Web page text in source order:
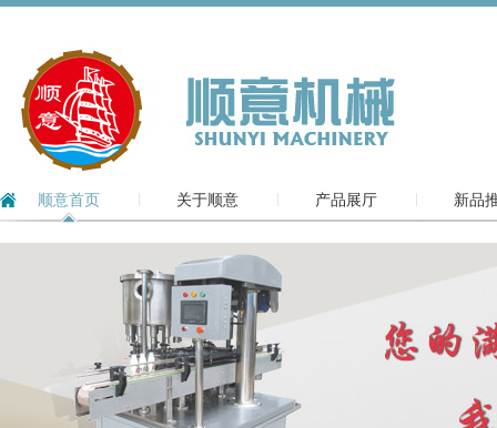
顺意首页 关于顺意 产品展厅 新品